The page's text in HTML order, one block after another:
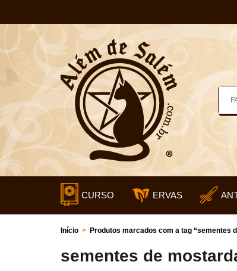
CURSO ERVAS
Início > Produtos marcados com a tag “sementes
sementes de